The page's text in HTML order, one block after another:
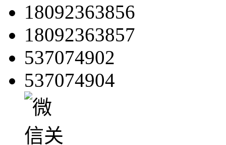
18092363856
18092363857
537074902
537074904